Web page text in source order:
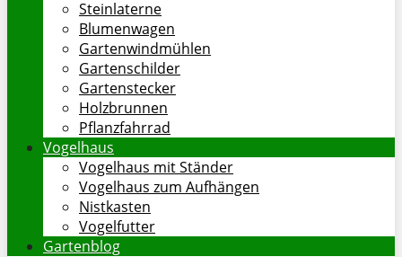
Steinlaterne
Blumenwagen
Gartenwindmühlen
Gartenschilder
Gartenstecker
Holzbrunnen
Pflanzfahrrad
Vogelhaus
Vogelhaus mit Ständer
Vogelhaus zum Aufhängen
Nistkasten
Vogelfutter
Gartenblog